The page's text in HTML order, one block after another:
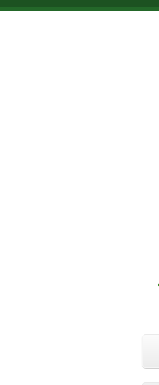
Skip to main content